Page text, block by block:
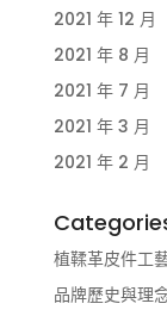
2021 年 12 月
2021 年 8 月
2021 年 7 月
2021 年 3 月
2021 年 2 月
植鞣革皮件工
品牌歷史與理